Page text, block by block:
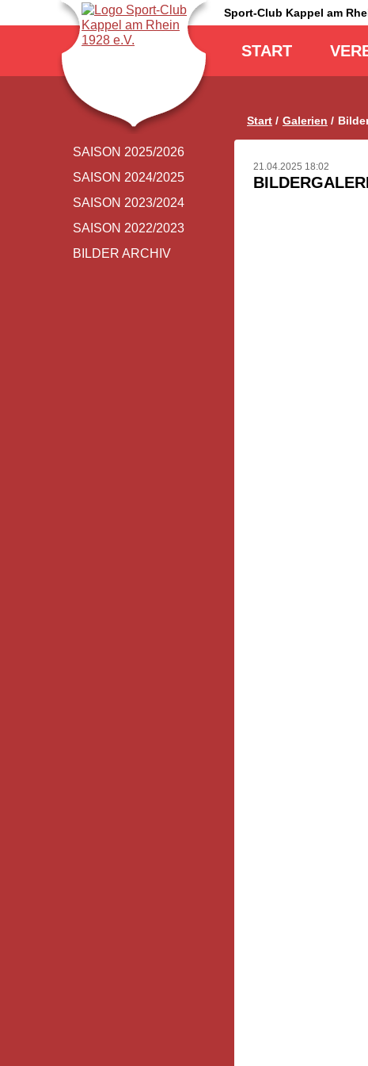
Sport-Club Kappel am
überspringen
START
Start Galerien
21.04.2025 18:02
Navigation
SAISON 2025/2026
SAISON 2024/2025
SAISON 2023/2024
SAISON 2022/2023
BILDER ARCHIV